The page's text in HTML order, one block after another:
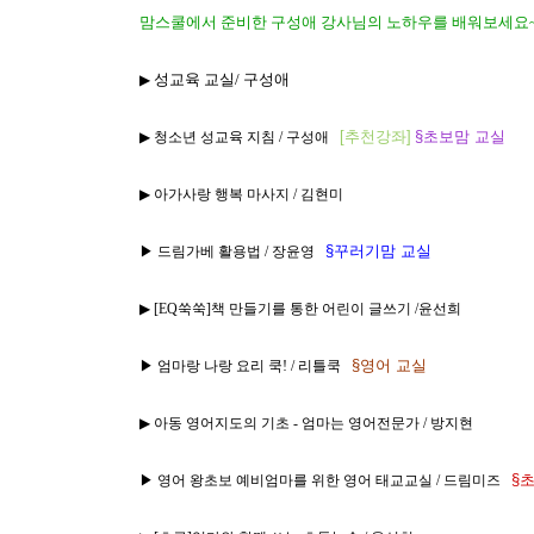
맘스쿨에서 준비한 구성애 강사님의 노하우를 배워보세요
▶ 성교육 교실/ 구성애
▶ 청소년 성교육 지침 / 구성애 [추천강좌] §초보맘 교실
▶ 아가사랑 행복 마사지 / 김현미
▶ 드림가베 활용법 / 장윤영 §꾸러기맘 교실
▶ [EQ쑥쑥]책 만들기를 통한 어린이 글쓰기 /윤선희
▶ 엄마랑 나랑 요리 쿡! / 리틀쿡 §영어 교실
▶ 아동 영어지도의 기초 - 엄마는 영어전문가 / 방지현
▶ 영어 왕초보 예비엄마를 위한 영어 태교교실 / 드림미즈 §